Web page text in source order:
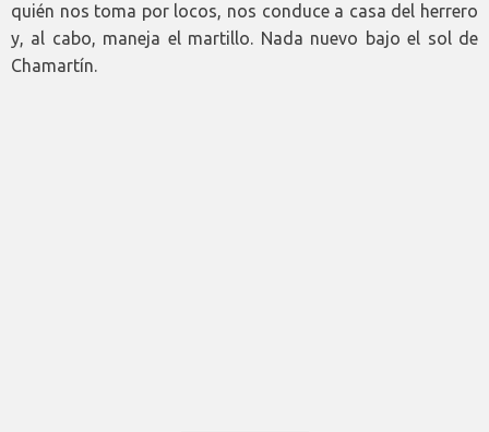
quién nos toma por locos, nos conduce a casa del herrero
y, al cabo, maneja el martillo. Nada nuevo bajo el sol de
Chamartín.